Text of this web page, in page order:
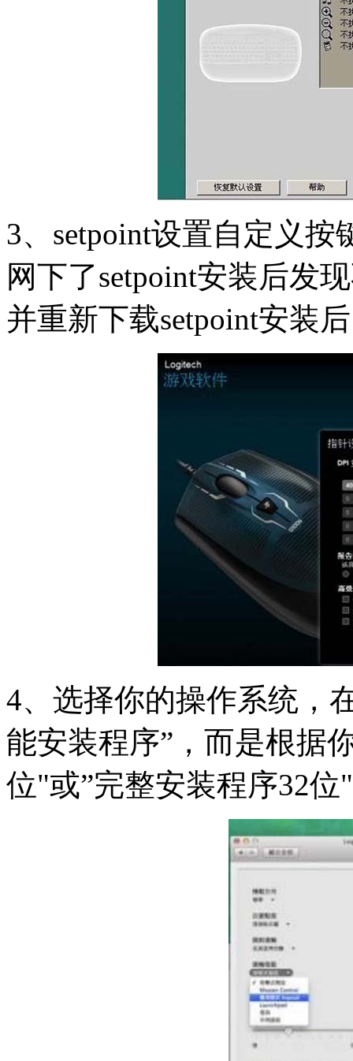
3、setpoint设置自定义
网下了setpoint安装后发
并重新下载setpoint安装
4、选择你的操作系统，
能安装程序”，而是根据
位"或”完整安装程序32